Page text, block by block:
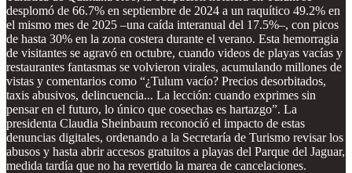
desplomó de 66.7% en septiembre de 2024 a un raquítico 49.2% en
el mismo mes de 2025 –una caída interanual del 17.5%–, con picos
de hasta 30% en la zona costera durante el verano. Esta hemorragia
de visitantes se agravó en octubre, cuando videos de playas vacías y
restaurantes fantasmas se volvieron virales, acumulando millones de
vistas y comentarios como “¿Tulum vacío? Precios desorbitados,
taxis abusivos, delincuencia... La lección: cuando exprimes sin
pensar en el futuro, lo único que cosechas es hartazgo”. La
presidenta Claudia Sheinbaum reconoció el impacto de estas
denuncias digitales, ordenando a la Secretaría de Turismo revisar los
abusos y hasta abrir accesos gratuitos a playas del Parque del Jaguar,
medida tardía que no ha revertido la marea de cancelaciones.